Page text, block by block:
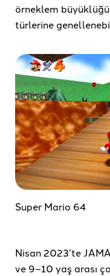
örneklem büyüklüğü
türlerine
Super Mario 64
Nisan 2023’te
ve 9–10 yaş arası